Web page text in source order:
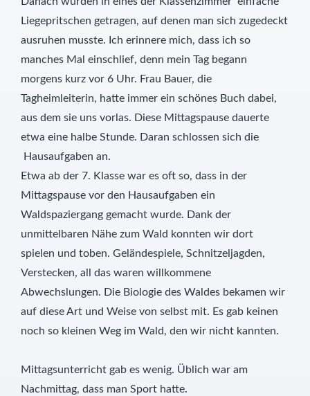
Liegepritschen getragen, auf denen man sich zugedeckt
ausruhen musste. Ich erinnere mich, dass ich so
manches Mal einschlief, denn mein Tag begann
morgens kurz vor 6 Uhr. Frau Bauer, die
Tagheimleiterin, hatte immer ein schönes Buch dabei,
aus dem sie uns vorlas. Diese Mittagspause dauerte
etwa eine halbe Stunde. Daran schlossen sich die
Hausaufgaben an.
Etwa ab der 7. Klasse war es oft so, dass in der
Mittagspause vor den Hausaufgaben ein
Waldspaziergang gemacht wurde. Dank der
unmittelbaren Nähe zum Wald konnten wir dort
spielen und toben. Geländespiele, Schnitzeljagden,
Verstecken, all das waren willkommene
Abwechslungen. Die Biologie des Waldes bekamen wir
auf diese Art und Weise von selbst mit. Es gab keinen
noch so kleinen Weg im Wald, den wir nicht kannten.
Mittagsunterricht gab es wenig. Üblich war am
Nachmittag, dass man Sport hatte.